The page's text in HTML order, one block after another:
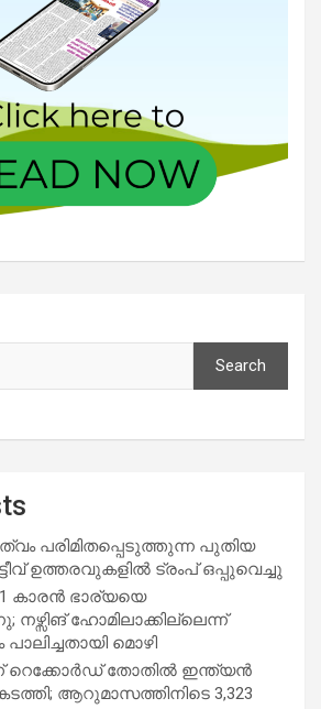
Search
പരിമിതപ്പെടുത്തുന്ന പുതിയ
ഉത്തരവുകളിൽ ട്രംപ് ഒപ്പുവെച്ചു
കാരൻ ഭാര്യയെ
നഴ്സിങ് ഹോമിലാക്കില്ലെന്ന്
മൊഴി
റെക്കോർഡ് തോതിൽ ഇന്ത്യൻ
ആറുമാസത്തിനിടെ 3,323